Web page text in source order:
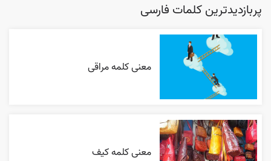
پربازدیدترین کلمات فارسی
معنی کلمه مراقی
معنی کلمه کیف